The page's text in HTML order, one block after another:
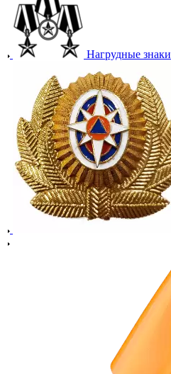
Нагрудные знаки